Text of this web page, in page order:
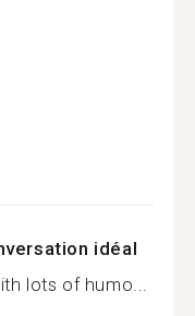
idéal
lots of humo...